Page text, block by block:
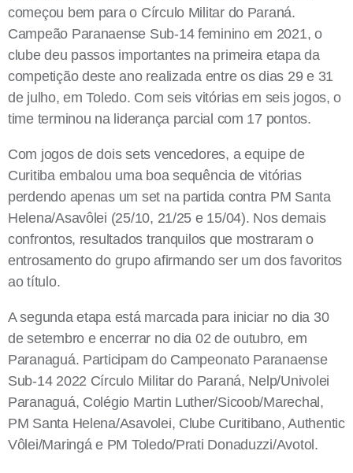
começou bem para o Círculo Militar do Paraná.
Campeão Paranaense Sub-14 feminino em 2021, o
clube deu passos importantes na primeira etapa da
competição deste ano realizada entre os dias 29 e 31
de julho, em Toledo. Com seis vitórias em seis jogos, o
time terminou na liderança parcial com 17 pontos.
Com jogos de dois sets vencedores, a equipe de
Curitiba embalou uma boa sequência de vitórias
perdendo apenas um set na partida contra PM Santa
Helena/Asavôlei (25/10, 21/25 e 15/04). Nos demais
confrontos, resultados tranquilos que mostraram o
entrosamento do grupo afirmando ser um dos favoritos
ao título.
A segunda etapa está marcada para iniciar no dia 30
de setembro e encerrar no dia 02 de outubro, em
Paranaguá. Participam do Campeonato Paranaense
Sub-14 2022 Círculo Militar do Paraná, Nelp/Univolei
Paranaguá, Colégio Martin Luther/Sicoob/Marechal,
PM Santa Helena/Asavolei, Clube Curitibano, Authentic
Vôlei/Maringá e PM Toledo/Prati Donaduzzi/Avotol.